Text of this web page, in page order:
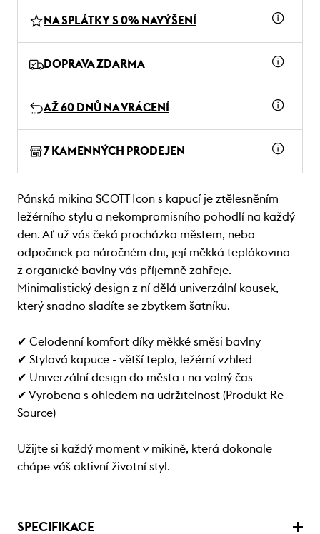
NA SPLÁTKY S 0% NAVÝŠENÍ
DOPRAVA ZDARMA
AŽ 60 DNŮ NA VRÁCENÍ
7 KAMENNÝCH PRODEJEN
Pánská mikina SCOTT Icon s kapucí je ztělesněním
ležérního stylu a nekompromisního pohodlí na každý
den. Ať už vás čeká procházka městem, nebo
odpočinek po náročném dni, její měkká teplákovina
z organické bavlny vás příjemně zahřeje.
Minimalistický design z ní dělá univerzální kousek,
který snadno sladíte se zbytkem šatníku.
✔ Celodenní komfort díky měkké směsi bavlny
✔ Stylová kapuce - větší teplo, ležérní vzhled
✔ Univerzální design do města i na volný čas
✔ Vyrobena s ohledem na udržitelnost (Produkt Re-
Source)
Užijte si každý moment v mikině, která dokonale
chápe váš aktivní životní styl.
SPECIFIKACE